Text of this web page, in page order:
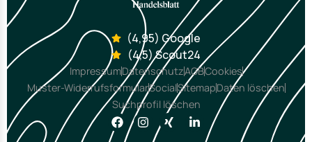
(4,95) Google
(4,5) Scout24
ImpressumDatenschutzAGBCookies
Muster-WiderrufsformularSocialSitemapDaten löschen
Suchprofil löschen